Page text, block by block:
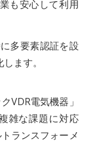
も安心して利用
多要素認証を設
ます。
VDR電気機器」
雑な課題に対応
ランスフォーメ